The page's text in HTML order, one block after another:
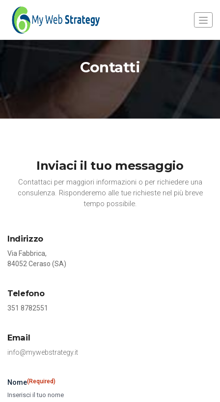
Contatti
Inviaci il tuo messaggio
Contattaci per maggiori informazioni o per richiedere una
consulenza. Risponderemo alle tue richieste nel più breve
tempo possibile.
Indirizzo
Via Fabbrica,
84052 Ceraso (SA)
Telefono
351 8782551
Email
info@mywebstrategy.it
Nome(Required)
Inserisci il tuo nome